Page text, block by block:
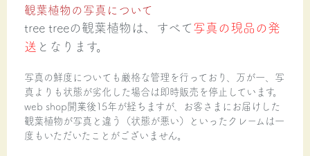
観葉植物の写真について
tree treeの観葉植物は、すべて写真の現品の発
送 となります。
写真の鮮度についても厳格な管理を行っており、万が一、写
真よりも状態が劣化した場合は即時販売を停止しています。
web shop開業後15年が経ちますが、お客さまにお届けした
観葉植物が写真と違う（状態が悪い）といったクレームは一
度もいただいたことがございません。